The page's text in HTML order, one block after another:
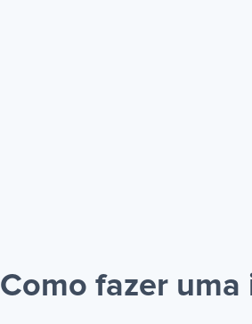
Como fazer